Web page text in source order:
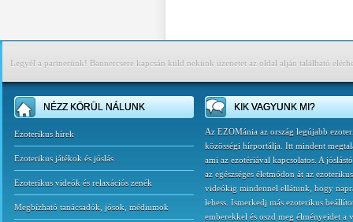
Legyél a partnerünk! Bannercsere kapcsán küld nekünk üzenetet az oldal alján található
NÉZZ KÖRÜL NÁLUNK
Ezoterikus hírek
Ezoterikus játékok és jóslás
Ezoterikus videók és relaxációs zenék
Megbízható tanácsadók, jósok, médiumok
KIK VAGYUNK MI?
Az EZOMánia az ország legújabb
közösségi hírportálja. Itt mindent
ami az ezotériával kapcsolatos. A
az egészséges életmódon át az ezoterikus
videókig mindennel ellátunk, hogy
lehess. Ismerkedj más ezoterikus
emberekkel és oszd meg élményeidet a